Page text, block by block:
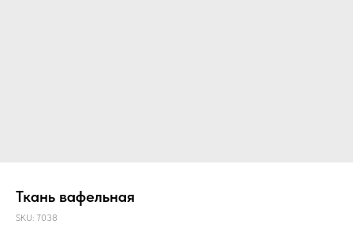
Ткань вафельная
SKU: 7038